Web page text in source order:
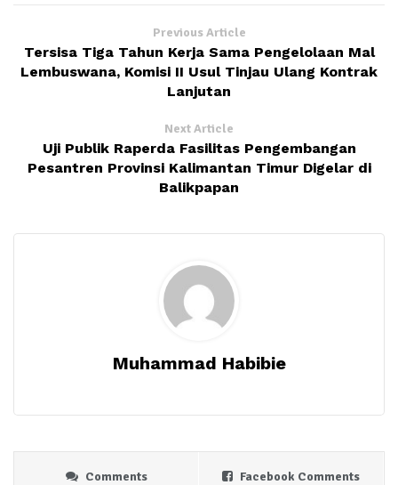
Previous Article
Tersisa Tiga Tahun Kerja Sama Pengelolaan Mal
Lembuswana, Komisi II Usul Tinjau Ulang Kontrak
Lanjutan
Next Article
Uji Publik Raperda Fasilitas Pengembangan
Pesantren Provinsi Kalimantan Timur Digelar di
Balikpapan
Muhammad Habibie
Comments Facebook Comments